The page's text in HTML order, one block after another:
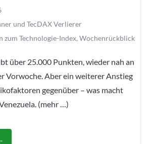
und TecDAX Verlierer
zum Technologie-Index, Wochenrückblick
über 25.000 Punkten, wieder nah an
Vorwoche. Aber ein weiterer Anstieg
gegenüber – was macht
(mehr …)